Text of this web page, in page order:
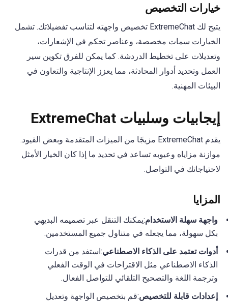
خيارات التخصيص
يتيح لك ExtremeChat تخصيص واجهته لتناسب تفضيلاتك. تشمل
الخيارات سمات مخصصة، وعناصر تحكم في الإشعارات،
وتعديلات على تخطيط الدردشة. كما يمكن للفرق تكوين سير
العمل وتحديد أدوار المحادثة، مما يعزز الإنتاجية والتعاون في
البيئات المهنية.
إيجابيات وسلبيات ExtremeChat
يقدم ExtremeChat مزيجًا من الميزات المتقدمة وبعض القيود.
موازنة مزاياه وعيوبه تساعد في تحديد ما إذا كان الخيار الأمثل
لاحتياجاتك في التواصل.
المزايا
واجهة سهلة الاستخدام:يمكنك التنقل عبر تصميمه البديهي
بكل سهولة، مما يجعله في متناول جميع المستخدمين.
أدوات تعتمد على الذكاء الاصطناعي:استفد من قدرات
الذكاء الاصطناعي مثل الاقتراحات في الوقت الفعلي
وترجمة اللغة والتصحيح التلقائي للتواصل الفعال.
إعدادات قابلة للتخصيص:قم بتخصيص الواجهة وتعديل